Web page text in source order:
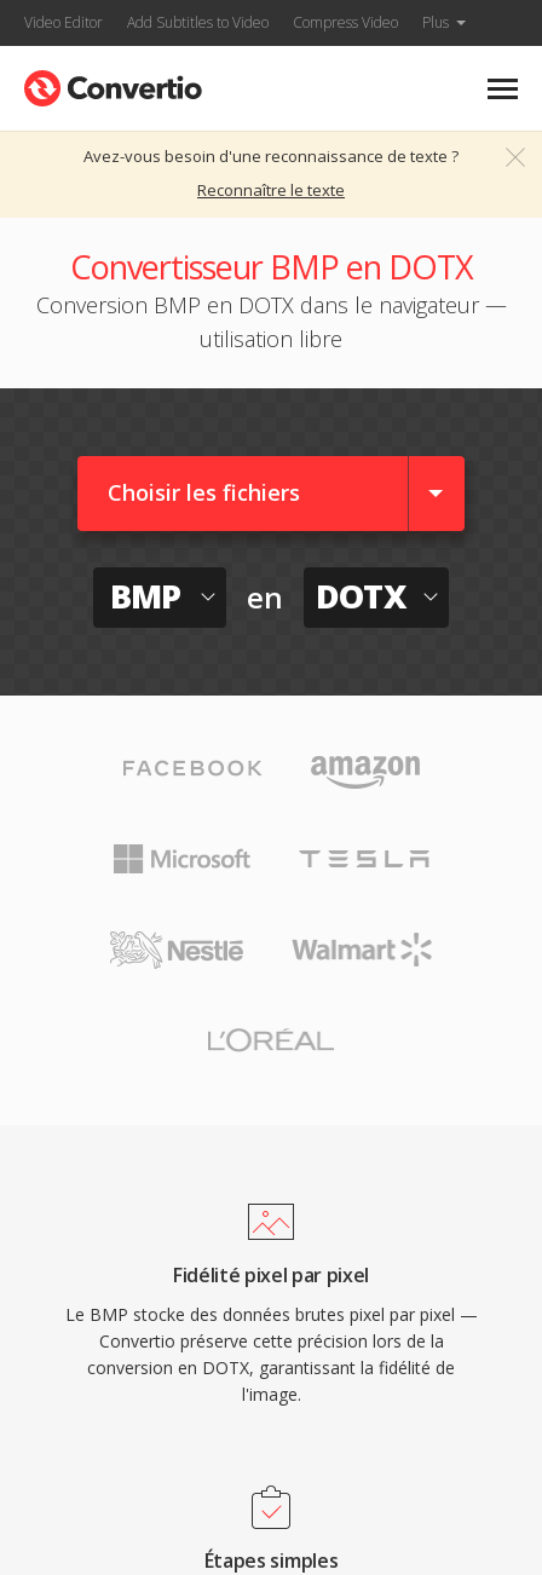
Video Editor Add Subtitles to Video Compress Video Plus
Avez-vous besoin d'une reconnaissance de texte ?
Reconnaître le texte
Convertisseur BMP en DOTX
Conversion BMP en DOTX dans le navigateur —
utilisation libre
Choisir les fichiers
BMP en DOTX
Fidélité pixel par pixel
Le BMP stocke des données brutes pixel par pixel —
Convertio préserve cette précision lors de la
conversion en DOTX, garantissant la fidélité de
l'image.
Étapes simples